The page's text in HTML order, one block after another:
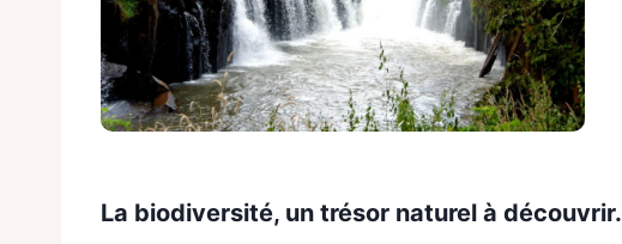
La biodiversité, un trésor naturel à découvrir.